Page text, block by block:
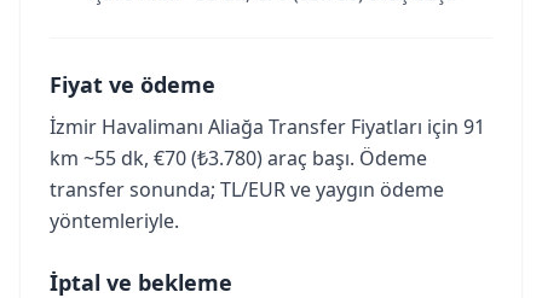
Fiyat ve ödeme
İzmir Havalimanı Aliağa Transfer Fiyatları için 91
km ~55 dk, €70 (₺3.780) araç başı. Ödeme
transfer sonunda; TL/EUR ve yaygın ödeme
yöntemleriyle.
İptal ve bekleme